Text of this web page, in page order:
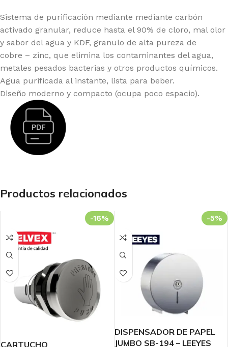
Sistema de purificación mediante mediante carbón
activado granular, reduce hasta el 90% de cloro, mal olor
y sabor del agua y KDF, granulo de alta pureza de
cobre – zinc, que elimina los contaminantes del agua,
metales pesados bacterias y otros productos químicos.
Agua purificada al instante, lista para beber.
Diseño moderno y compacto (ocupa poco espacio).
Productos relacionados
-16%
CARTUCHO
-5%
DISPENSADOR DE PAPEL
JUMBO SB-194 – LEEYES